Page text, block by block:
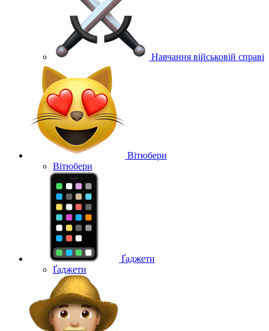
Навчання військовій справі
Вітюбери
Вітюбери
Ґаджети
Ґаджети